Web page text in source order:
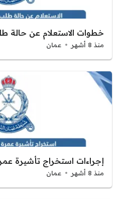
خطوات الاستعلام عن حالة
منذ 8 أشهر عمان
إجراءات استخراج تأشيرة
منذ 8 أشهر عمان